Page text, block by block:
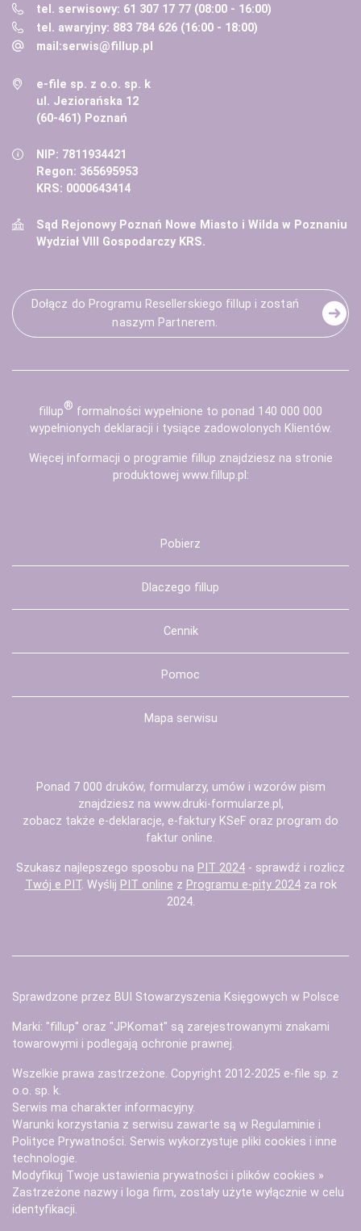
tel. serwisowy: 61 307 17 77 (08:00 - 16:00)
tel. awaryjny: 883 784 626 (16:00 - 18:00)
mail:serwis@fillup.pl
e-file sp. z o.o. sp. k
ul. Jeziorańska 12
(60-461) Poznań
NIP: 7811934421
Regon: 365695953
KRS: 0000643414
Sąd Rejonowy Poznań Nowe Miasto i Wilda w Poznaniu
Wydział VIII Gospodarczy KRS.
Dołącz do Programu Resellerskiego fillup i zostań
naszym Partnerem.
fill up® formalności wypełnione to ponad 140 000 000
wypełnionych deklaracji i tysiące zadowolonych Klientów.
Więcej informacji o programie fillup znajdziesz na stronie
produktowej www.fillup.pl :
Pobierz
Dlaczego fillup
Cennik
Pomoc
Mapa serwisu
Ponad 7 000 druków, formularzy, umów i wzorów pism
znajdziesz na www.druki-formularze.pl ,
zobacz także e-deklaracje, e-faktury KSeF oraz program do
faktur online.
Szukasz najlepszego sposobu na PIT 2024 - sprawdź i rozlicz
Twój e PIT. Wyślij PIT online z Programu e-pity 2024za rok
2024.
Sprawdzone przez BUI Stowarzyszenia Księgowych w Polsce
Marki: "fillup" oraz "JPKomat" są zarejestrowanymi znakami
towarowymi i podlegają ochronie prawnej.
Wszelkie prawa zastrzeżone. Copyright 2012-2025 e-file sp. z
o.o. sp. k.
Serwis ma charakter informacyjny.
Warunki korzystania z serwisu zawarte są w Regulaminie i
Polityce Prywatności. Serwis wykorzystuje pliki cookies i inne
technologie.
Modyfikuj Twoje ustawienia prywatności i plików cookies »
Zastrzeżone nazwy i loga firm, zostały użyte wyłącznie w celu
identyfikacji.